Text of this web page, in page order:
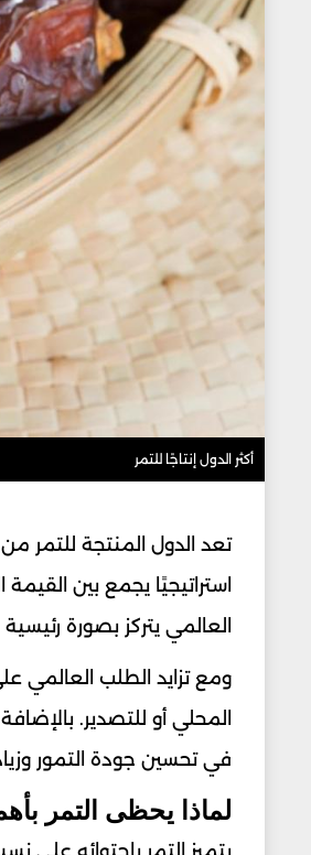
أكثر الدول إنتاجًا للتمر
تعد الدول المنتجة للتمر من
استراتيجيًا يجمع بين القيمة
العالمي يتركز بصورة
ومع تزايد الطلب العالمي
المحلي أو للتصدير.
في تحسين جودة التمور
لماذا يحظى التمر
يتميز التمر باحتوائه على